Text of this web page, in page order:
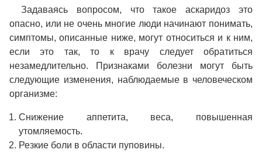
Задаваясь вопросом, что такое аскаридоз это
опасно, или не очень многие люди начинают понимать,
симптомы, описанные ниже, могут относиться и к ним,
если это так, то к врачу следует обратиться
незамедлительно. Признаками болезни могут быть
следующие изменения, наблюдаемые в человеческом
организме:
Снижение аппетита, веса, повышенная
утомляемость.
Резкие боли в области пуповины.